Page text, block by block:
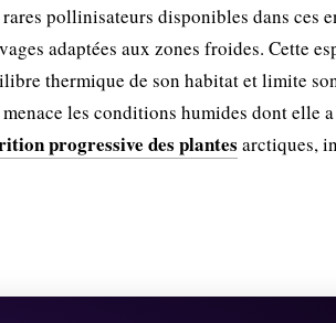
pollinisateurs disponibles dans ces
adaptées aux zones froides. Cette
thermique de son habitat et limite
les conditions humides dont elle
progressive des plantes arctiques,